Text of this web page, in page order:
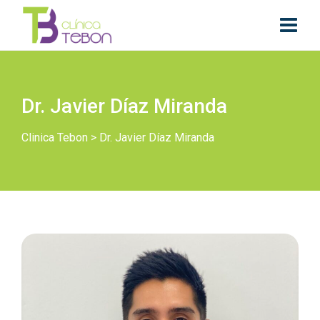
Dr. Javier Díaz Miranda
Clinica Tebon > Dr. Javier Díaz Miranda